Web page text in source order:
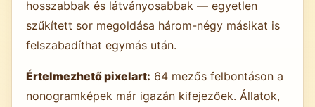
hosszabbak és látványosabbak — egyetlen
szűkített sor megoldása három-négy másikat is
felszabadíthat egymás után.
Értelmezhető pixelart: 64 mezős felbontáson a
nonogramképek már igazán kifejezőek. Állatok,